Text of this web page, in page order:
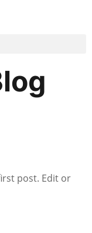
post. Edit or